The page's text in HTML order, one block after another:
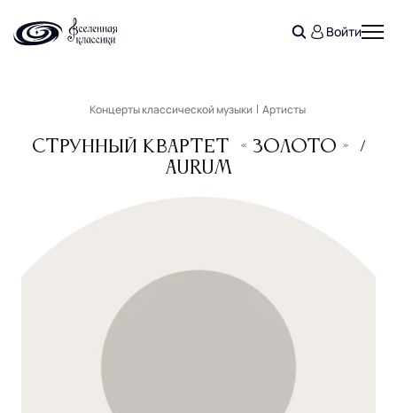
Войти
Концерты классической музыки Артисты
Струнный квартет «Золото» ​​​/
Aurum